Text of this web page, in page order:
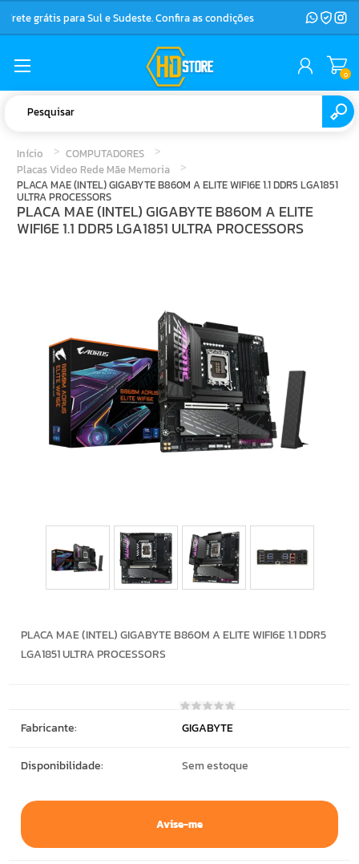
Frete grátis para Sul e Sudeste. Confira as condições
0
Início
COMPUTADORES
Placas Video Rede Mãe Memoria
PLACA MAE (INTEL) GIGABYTE B860M A ELITE WIFI6E 1.1 DDR5 LGA1851
ULTRA PROCESSORS
PLACA MAE (INTEL) GIGABYTE B860M A ELITE
WIFI6E 1.1 DDR5 LGA1851 ULTRA PROCESSORS
PLACA MAE (INTEL) GIGABYTE B860M A ELITE WIFI6E 1.1 DDR5
LGA1851 ULTRA PROCESSORS
Fabricante: GIGABYTE
Disponibilidade: Sem estoque
Avise-me